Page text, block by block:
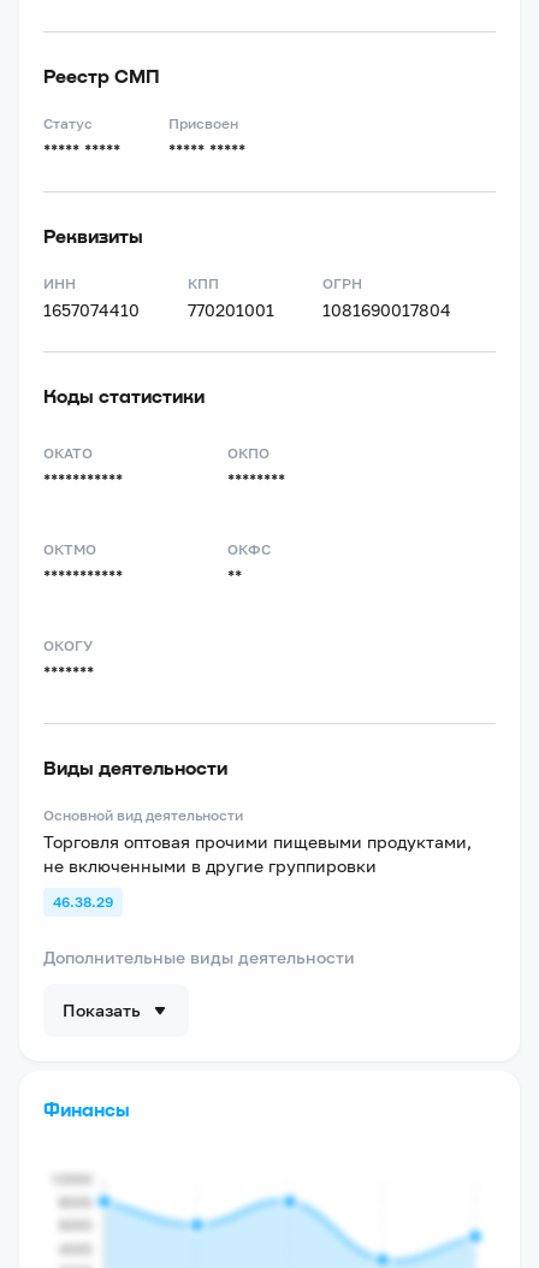
Реестр СМП
Статус
***** *****
Присвоен
***** *****
Реквизиты
ИНН
1657074410
КПП
770201001
ОГРН
1081690017804
Коды статистики
ОКАТО
***********
ОКПО
********
ОКТМО
***********
ОКФС
**
ОКОГУ
*******
Виды деятельности
Основной вид деятельности
Торговля оптовая прочими пищевыми продуктами,
не включенными в другие группировки
46.38.29
Дополнительные виды деятельности
Показать
Финансы